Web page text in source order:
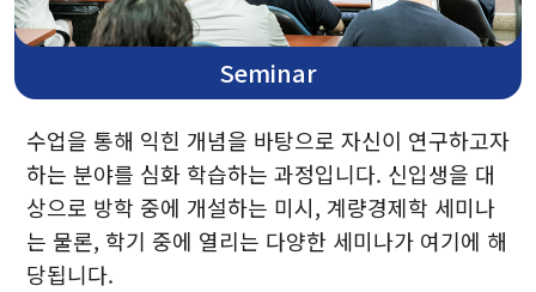
Seminar
수업을 통해 익힌 개념을 바탕으로 자신이 연구하고자
하는 분야를 심화 학습하는 과정입니다. 신입생을 대
상으로 방학 중에 개설하는 미시, 계량경제학 세미나
는 물론, 학기 중에 열리는 다양한 세미나가 여기에 해
당됩니다.
커뮤니티
일반 공지사항
재학생 공지사항
뉴스 및 이벤트
갤러리